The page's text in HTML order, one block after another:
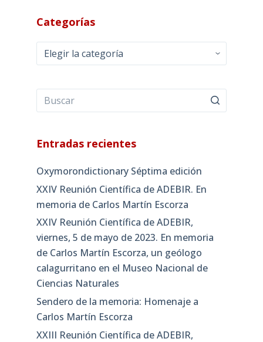
Categorías
Categorías
Entradas recientes
Oxymorondictionary Séptima edición
XXIV Reunión Científica de ADEBIR. En
memoria de Carlos Martín Escorza
XXIV Reunión Científica de ADEBIR,
viernes, 5 de mayo de 2023. En memoria
de Carlos Martín Escorza, un geólogo
calagurritano en el Museo Nacional de
Ciencias Naturales
Sendero de la memoria: Homenaje a
Carlos Martín Escorza
XXIII Reunión Científica de ADEBIR,